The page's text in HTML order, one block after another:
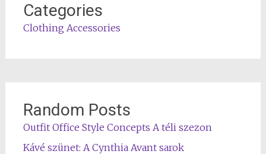
Categories
Clothing Accessories
Random Posts
Outfit Office Style Concepts A téli szezon
Kávé szünet: A Cynthia Avant sarok